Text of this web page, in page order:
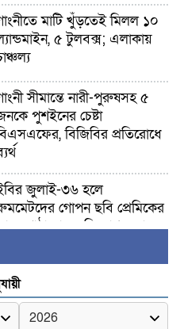
মাটি খুঁড়তেই মিলল ১০
৫ টুলবক্স; এলাকায়
সীমান্তে নারী-পুরুষসহ ৫
পুশইনের চেষ্টা
বিজিবির প্রতিরোধে
জুলাই-৩৬ হলে
গোপন ছবি প্রেমিকের
পাঠানোর অভিযোগ, ক্ষোভ
বিলুপ্ত হয়ে এসআরবি,
নাগরিক অভিযোগের নতুন
ব্যবস্থা